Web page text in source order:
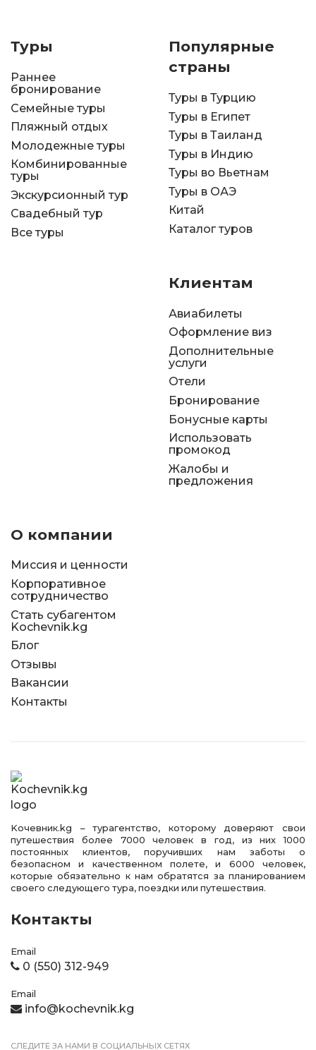
Туры
Раннее
бронирование
Семейные туры
Пляжный отдых
Молодежные туры
Комбинированные
туры
Экскурсионный тур
Свадебный тур
Все туры
Популярные
страны
Туры в Турцию
Туры в Египет
Туры в Таиланд
Туры в Индию
Туры во Вьетнам
Туры в ОАЭ
Китай
Каталог туров
Клиентам
Авиабилеты
Оформление виз
Дополнительные
услуги
Отели
Бронирование
Бонусные карты
Использовать
промокод
Жалобы и
предложения
О компании
Миссия и ценности
Корпоративное
сотрудничество
Стать субагентом
Kochevnik.kg
Блог
Отзывы
Вакансии
Контакты
Kочевник.kg – турагентство, которому доверяют свои
путешествия более 7000 человек в год, из них 1000
постоянных клиентов, поручивших нам заботы о
безопасном и качественном полете, и 6000 человек,
которые обязательно к нам обратятся за планированием
своего следующего тура, поездки или путешествия.
Контакты
Email
0 (550) 312-949
Email
info@kochevnik.kg
СЛЕДИТЕ ЗА НАМИ В СОЦИАЛЬНЫХ СЕТЯХ